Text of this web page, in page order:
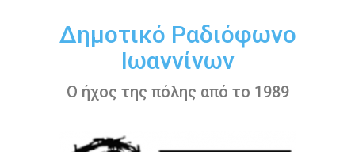
περιεχόμενοΔημοτικό Ραδιόφωνο
Ιωαννίνων
Ο ήχος της πόλης από το 1989